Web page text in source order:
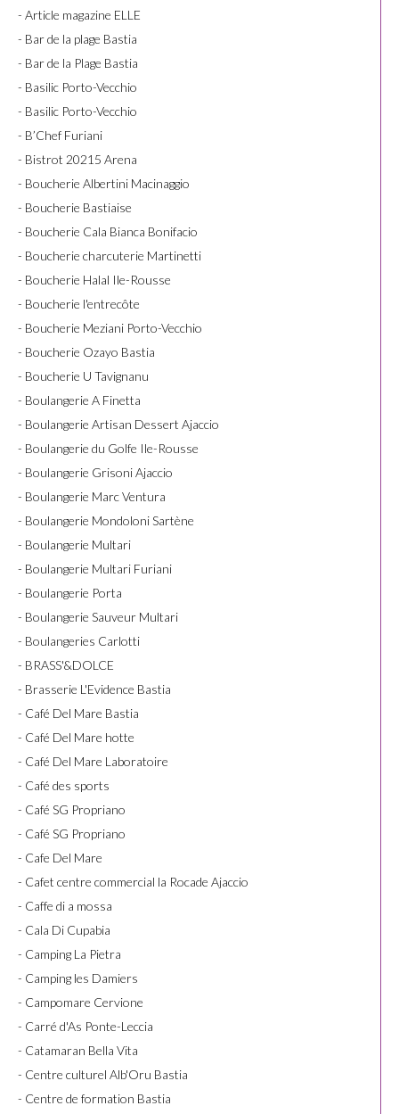
- Article magazine ELLE
- Bar de la plage Bastia
- Bar de la Plage Bastia
- Basilic Porto-Vecchio
- Basilic Porto-Vecchio
- B’Chef Furiani
- Bistrot 20215 Arena
- Boucherie Albertini Macinaggio
- Boucherie Bastiaise
- Boucherie Cala Bianca Bonifacio
- Boucherie charcuterie Martinetti
- Boucherie Halal Ile-Rousse
- Boucherie l'entrecôte
- Boucherie Meziani Porto-Vecchio
- Boucherie Ozayo Bastia
- Boucherie U Tavignanu
- Boulangerie A Finetta
- Boulangerie Artisan Dessert Ajaccio
- Boulangerie du Golfe Ile-Rousse
- Boulangerie Grisoni Ajaccio
- Boulangerie Marc Ventura
- Boulangerie Mondoloni Sartène
- Boulangerie Multari
- Boulangerie Multari Furiani
- Boulangerie Porta
- Boulangerie Sauveur Multari
- Boulangeries Carlotti
- BRASS'&DOLCE
- Brasserie L'Evidence Bastia
- Café Del Mare Bastia
- Café Del Mare hotte
- Café Del Mare Laboratoire
- Café des sports
- Café SG Propriano
- Café SG Propriano
- Cafe Del Mare
- Cafet centre commercial la Rocade Ajaccio
- Caffe di a mossa
- Cala Di Cupabia
- Camping La Pietra
- Camping les Damiers
- Campomare Cervione
- Carré d'As Ponte-Leccia
- Catamaran Bella Vita
- Centre culturel Alb'Oru Bastia
- Centre de formation Bastia